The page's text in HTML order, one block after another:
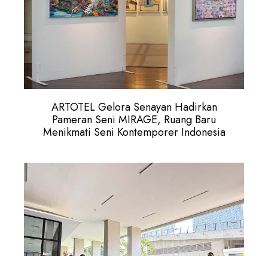
ARTOTEL Gelora Senayan Hadirkan
Pameran Seni MIRAGE, Ruang Baru
Menikmati Seni Kontemporer Indonesia